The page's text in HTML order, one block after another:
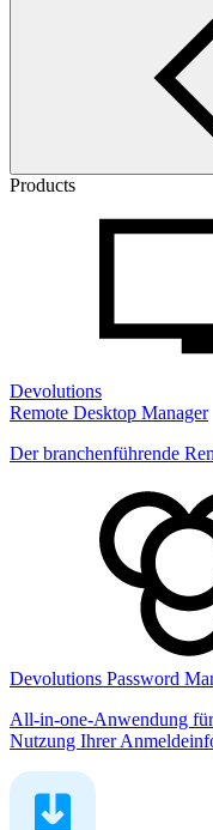
Products
Devolutions
Remote Desktop Manager
Der branchenführende
Devolutions Password
All-in-one-Anwendung
Nutzung Ihrer